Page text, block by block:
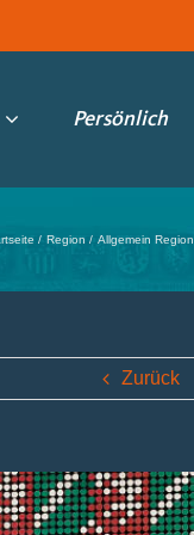
Persönlich
Region Allgemein Region
Zurück